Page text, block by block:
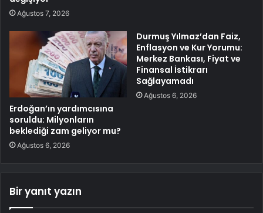
Ağustos 7, 2026
Erdoğan’ın yardımcısına
soruldu: Milyonların
beklediği zam geliyor mu?
Ağustos 6, 2026
Durmuş Yılmaz’dan Faiz,
Enflasyon ve Kur Yorumu:
Merkez Bankası, Fiyat ve
Finansal İstikrarı
Sağlayamadı
Ağustos 6, 2026
Bir yanıt yazın